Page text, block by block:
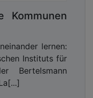
zu können – dies
Stand
IT-Infrastruktur
Cyberangriffe in
Kommunen
lernen:
Instituts für
Bertelsmann